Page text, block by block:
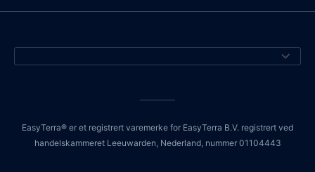
EasyTerra® er et registrert varemerke for EasyTerra B.V. registrert ved
handelskammeret Leeuwarden, Nederland, nummer 01104443